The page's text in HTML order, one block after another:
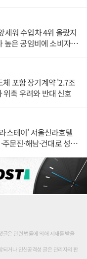
세워 수입차 4위 올랐지
높은 공임비에 소비자
포함 장기계약 '2.7조
위축 우려와 반대 신호
스테이' 서울신라호텔
문진·해남·건대로 성
글은 관련 법률에 의해 제재를 받을
되거나 인신공격성 글은 관리자의 판